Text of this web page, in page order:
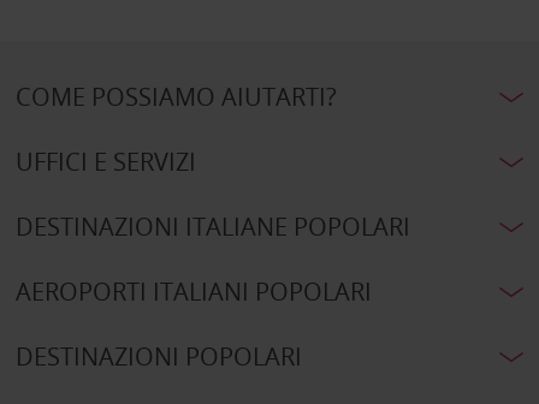
COME POSSIAMO AIUTARTI?
UFFICI E SERVIZI
DESTINAZIONI ITALIANE POPOLARI
AEROPORTI ITALIANI POPOLARI
DESTINAZIONI POPOLARI